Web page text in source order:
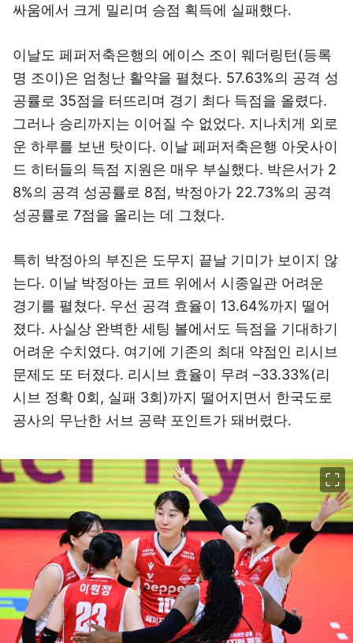
싸움에서 크게 밀리며 승점 획득에 실패했다.
이날도 페퍼저축은행의 에이스 조이 웨더링턴(등록
명 조이)은 엄청난 활약을 펼쳤다. 57.63%의 공격 성
공률로 35점을 터뜨리며 경기 최다 득점을 올렸다.
그러나 승리까지는 이어질 수 없었다. 지나치게 외로
운 하루를 보낸 탓이다. 이날 페퍼저축은행 아웃사이
드 히터들의 득점 지원은 매우 부실했다. 박은서가 2
8%의 공격 성공률로 8점, 박정아가 22.73%의 공격
성공률로 7점을 올리는 데 그쳤다.
특히 박정아의 부진은 도무지 끝날 기미가 보이지 않
는다. 이날 박정아는 코트 위에서 시종일관 어려운
경기를 펼쳤다. 우선 공격 효율이 13.64%까지 떨어
졌다. 사실상 완벽한 세팅 볼에서도 득점을 기대하기
어려운 수치였다. 여기에 기존의 최대 약점인 리시브
문제도 또 터졌다. 리시브 효율이 무려 –33.33%(리
시브 정확 0회, 실패 3회)까지 떨어지면서 한국도로
공사의 무난한 서브 공략 포인트가 돼버렸다.